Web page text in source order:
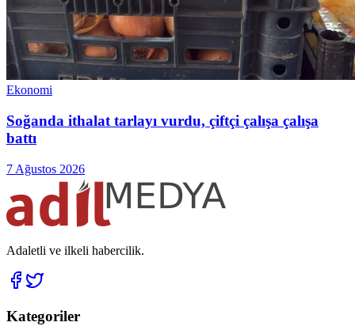
Ekonomi
Soğanda ithalat tarlayı vurdu, çiftçi çalışa çalışa
battı
7 Ağustos 2026
Adaletli ve ilkeli habercilik.
Kategoriler